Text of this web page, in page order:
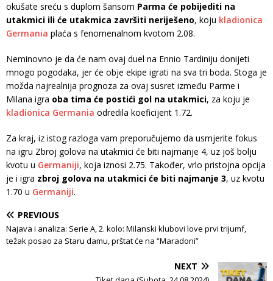
okušate sreću s duplom šansom Parma će pobijediti na
utakmici ili će utakmica završiti neriješeno, koju kladionica
Germania plaća s fenomenalnom kvotom 2.08.
Neminovno je da će nam ovaj duel na Ennio Tardiniju donijeti
mnogo pogodaka, jer će obje ekipe igrati na sva tri boda. Stoga je
možda najrealnija prognoza za ovaj susret između Parme i
Milana igra oba tima će postići gol na utakmici, za koju je
kladionica Germania odredila koeficijent 1.72.
Za kraj, iz istog razloga vam preporučujemo da usmjerite fokus
na igru Zbroj golova na utakmici će biti najmanje 4, uz još bolju
kvotu u Germaniji, koja iznosi 2.75. Također, vrlo pristojna opcija
je i igra zbroj golova na utakmici će biti najmanje 3, uz kvotu
1.70 u Germaniji.
PREVIOUS
Najava i analiza: Serie A, 2. kolo: Milanski klubovi love prvi trijumf,
težak posao za Staru damu, prštat će na “Maradoni”
NEXT